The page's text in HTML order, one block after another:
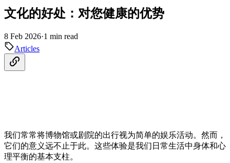
文化的好处：对您健康的优势
8 Feb 2026·1 min read
Articles
我们常常将博物馆或剧院的出行视为简单的娱乐活动。然而，
它们的意义远不止于此。这些体验是我们日常生活中身体和心
理平衡的基本支柱。